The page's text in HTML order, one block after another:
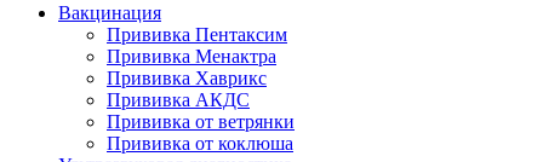
Вакцинация
Прививка Пентаксим
Прививка Менактра
Прививка Хаврикс
Прививка АКДС
Прививка от ветрянки
Прививка от коклюша